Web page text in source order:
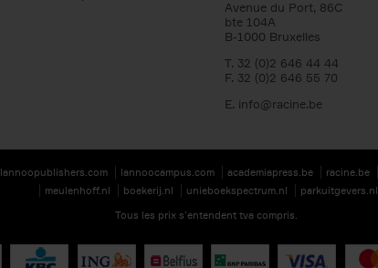
Avenue du Port, 86C
bte 104A
B-1000 Bruxelles
T. 32 (0)2 646 44 44
F. 32 (0)2 646 55 70
E. info@racine.be
lannoopublishers.com lannoocampus.com academiapress.be racine.be
meulenhoff.nl
boekerij.nl unieboekspectrum.nl
parkuitgevers.nl
Tous les prix s’entendent tva compris.